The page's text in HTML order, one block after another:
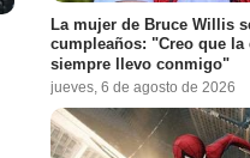
La mujer de Bruce Willis
cumpleaños: "Creo que la
siempre llevo conmigo"
jueves, 6 de agosto de 2026